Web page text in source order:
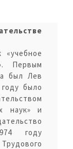
«учебное
Первым
был Лев
было
наук» и
году